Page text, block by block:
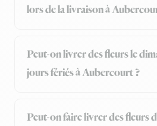
lors de la livraison à
Peut-on livrer des fleurs le
jours fériés à Aubercourt ?
Peut-on faire livrer des fleurs